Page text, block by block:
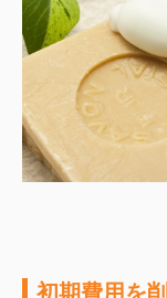
初期費用を